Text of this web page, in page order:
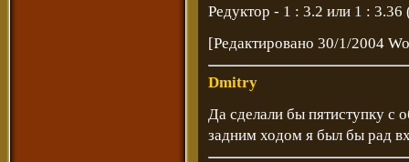
Редуктор - 1 : 3.2 или 1 :
[Редактировано 30/1/2004
Dmitry
Да сделали бы пятиступку с
задним ходом я был бы рад